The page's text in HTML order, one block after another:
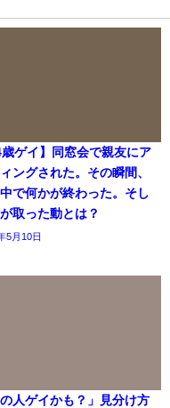
歳ゲイ】同窓会で親友にア
ングされた。その瞬間、
で何かが終わった。そし
取った動とは？
5月10日
の人ゲイかも？」見分け方